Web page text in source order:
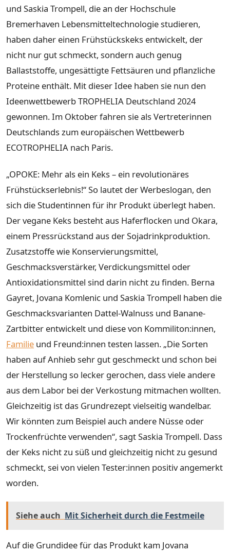
und Saskia Trompell, die an der Hochschule
Bremerhaven Lebensmitteltechnologie studieren,
haben daher einen Frühstückskeks entwickelt, der
nicht nur gut schmeckt, sondern auch genug
Ballaststoffe, ungesättigte Fettsäuren und pflanzliche
Proteine enthält. Mit dieser Idee haben sie nun den
Ideenwettbewerb TROPHELIA Deutschland 2024
gewonnen. Im Oktober fahren sie als Vertreterinnen
Deutschlands zum europäischen Wettbewerb
ECOTROPHELIA nach Paris.
„OPOKE: Mehr als ein Keks – ein revolutionäres
Frühstückserlebnis!“ So lautet der Werbeslogan, den
sich die Studentinnen für ihr Produkt überlegt haben.
Der vegane Keks besteht aus Haferflocken und Okara,
einem Pressrückstand aus der Sojadrinkproduktion.
Zusatzstoffe wie Konservierungsmittel,
Geschmacksverstärker, Verdickungsmittel oder
Antioxidationsmittel sind darin nicht zu finden. Berna
Gayret, Jovana Komlenic und Saskia Trompell haben die
Geschmacksvarianten Dattel-Walnuss und Banane-
Zartbitter entwickelt und diese von Kommiliton:innen,
Familie und Freund:innen testen lassen. „Die Sorten
haben auf Anhieb sehr gut geschmeckt und schon bei
der Herstellung so lecker gerochen, dass viele andere
aus dem Labor bei der Verkostung mitmachen wollten.
Gleichzeitig ist das Grundrezept vielseitig wandelbar.
Wir könnten zum Beispiel auch andere Nüsse oder
Trockenfrüchte verwenden“, sagt Saskia Trompell. Dass
der Keks nicht zu süß und gleichzeitig nicht zu gesund
schmeckt, sei von vielen Tester:innen positiv angemerkt
worden.
Siehe auch Mit Sicherheit durch die Festmeile
Auf die Grundidee für das Produkt kam Jovana